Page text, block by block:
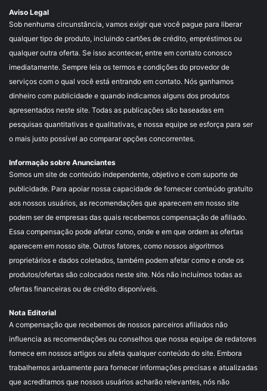
Aviso Legal
Sob nenhuma circunstância, vamos exigir que você pague para liberar
qualquer tipo de produto, incluindo cartões de crédito, empréstimos ou
qualquer outra oferta. Se isso acontecer, entre em contato conosco
imediatamente. Sempre leia os termos e condições do provedor de
serviços com o qual você está entrando em contato. Nós ganhamos
dinheiro com publicidade e quando indicamos alguns dos produtos
apresentados neste site. Todas as publicações são baseadas em
pesquisas quantitativas e qualitativas, e nossa equipe se esforça para ser
o mais justo possível ao comparar opções concorrentes.
Informação sobre Anunciantes
Somos um site de conteúdo independente, objetivo e com suporte de
publicidade. Para apoiar nossa capacidade de fornecer conteúdo gratuito
aos nossos usuários, as recomendações que aparecem em nosso site
podem ser de empresas das quais recebemos compensação de afiliado.
Essa compensação pode afetar como, onde e em que ordem as ofertas
aparecem em nosso site. Outros fatores, como nossos algoritmos
proprietários e dados coletados, também podem afetar como e onde os
produtos/ofertas são colocados neste site. Nós não incluímos todas as
ofertas financeiras ou de crédito disponíveis.
Nota Editorial
A compensação que recebemos de nossos parceiros afiliados não
influencia as recomendações ou conselhos que nossa equipe de redatores
fornece em nossos artigos ou afeta qualquer conteúdo do site. Embora
trabalhemos arduamente para fornecer informações precisas e atualizadas
que acreditamos que nossos usuários acharão relevantes, nós não